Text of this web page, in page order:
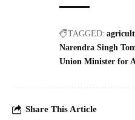
TAGGED:
Narendra Singh
Union Minister for
Share This Article